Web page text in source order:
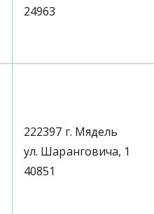
24963
222397 г. Мядель
ул. Шаранговича, 1
40851